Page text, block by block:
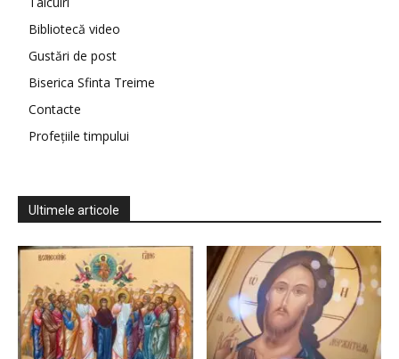
Bibliotecă video
Gustări de post
Biserica Sfinta Treime
Contacte
Profețiile timpului
Ultimele articole